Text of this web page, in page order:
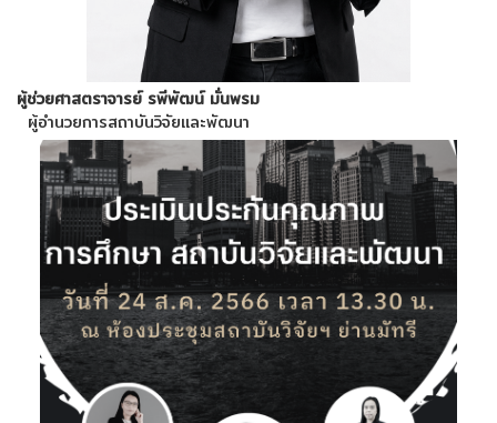
ผู้ช่วยศาสตราจารย์ รพีพัฒน์ มั่นพรม
ผู้อำนวยการสถาบันวิจัยและพัฒนา